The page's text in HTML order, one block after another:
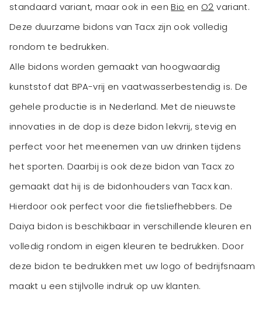
standaard variant, maar ook in eenBio en O2 variant.
Deze duurzame bidons van Tacx zijn ook volledig
rondom te bedrukken.
Alle bidons worden gemaakt van hoogwaardig
kunststof dat BPA-vrij en vaatwasserbestendig is. De
gehele productie is in Nederland. Met de nieuwste
innovaties in de dop is deze bidon lekvrij, stevig en
perfect voor het meenemen van uw drinken tijdens
het sporten. Daarbij is ook deze bidon van Tacx zo
gemaakt dat hij is de bidonhouders van Tacx kan.
Hierdoor ook perfect voor die fietsliefhebbers. De
Daiya bidon is beschikbaar in verschillende kleuren en
volledig rondom in eigen kleuren te bedrukken. Door
deze bidon te bedrukken met uw logo of bedrijfsnaam
maakt u een stijlvolle indruk op uw klanten.